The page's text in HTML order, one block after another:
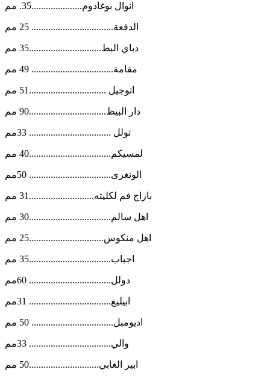
انوال بوغادوم.....................35. مم
الدفعة.................................. 25 مم
دباي البط..............................35 مم
مقامة.................................. 49 مم
اتوجيل ................................51 مم
دار البيظ................................90 مم
تولل .................................. 33مم
لمسيكم..................................40 مم
الونغرى.................................. 50مم
باراج فم لكليته...........................31 مم
اهل سالم..................................30 مم
اهل منكوس...............................25 مم
اجباب..................................35 مم
دولل.................................. 60مم
ابيليغ.................................. 31مم
اديومبل.................................. 50 مم
والي.................................. 33مم
ابير الغابي.............................50 مم